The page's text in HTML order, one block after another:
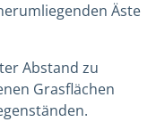
Äste
Abstand zu
Grasflächen